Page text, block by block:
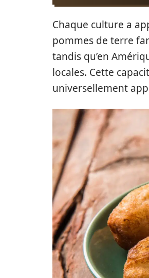
Chaque culture a
pommes de terre
tandis qu’en
locales. Cette
universellement